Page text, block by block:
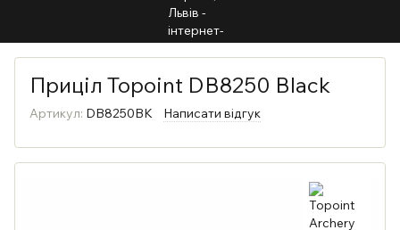
Приціл Topoint DB8250 Black
Артикул: DB8250BK Написати відгук